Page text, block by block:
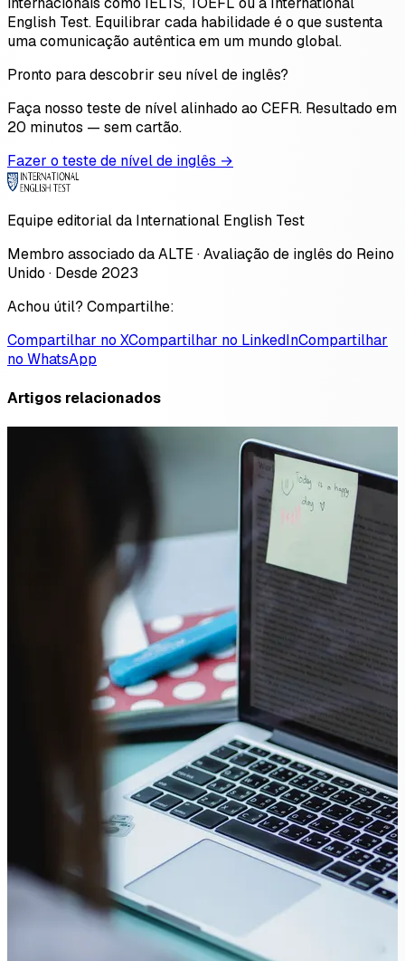
English Test. Equilibrar cada habilidade é o que sustenta
uma comunicação autêntica em um mundo global.
Pronto para descobrir seu nível de inglês?
Faça nosso teste de nível alinhado ao CEFR. Resultado em
20 minutos — sem cartão.
Fazer o teste de nível de inglês →
Equipe editorial da International English Test
Membro associado da ALTE · Avaliação de inglês do Reino
Unido · Desde 2023
Achou útil? Compartilhe:
Compartilhar no XCompartilhar no LinkedInCompartilhar
no WhatsApp
Artigos relacionados